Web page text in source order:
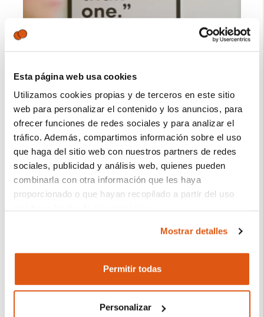
Esta página web usa cookies
Utilizamos cookies propias y de terceros en este sitio
web para personalizar el contenido y los anuncios, para
ofrecer funciones de redes sociales y para analizar el
tráfico. Además, compartimos información sobre el uso
que haga del sitio web con nuestros partners de redes
sociales, publicidad y análisis web, quienes pueden
combinarla con otra información que les haya
proporcionado o que hayan recopilado a partir del uso
El responsable del tratamiento de sus datos personales
es REVO SYSTEMS, S.L. (CIF: B66353780).
Cookies:https://revo.works/cookies.
Mostrar detalles
Permitir todas
Personalizar